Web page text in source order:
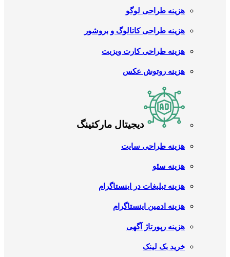
هزینه طراحی لوگو
هزینه طراحی کاتالوگ و بروشور
هزینه طراحی کارت ویزیت
هزینه روتوش عکس
دیجیتال مارکتینگ
هزینه طراحی سایت
هزینه سئو
هزینه تبلیغات در اینستاگرام
هزینه ادمین اینستاگرام
هزینه رپورتاژ آگهی
خرید بک لینک